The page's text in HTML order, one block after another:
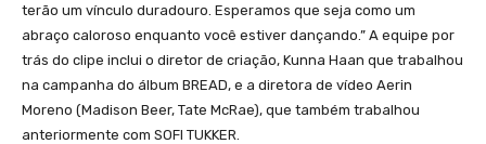
terão um vínculo duradouro. Esperamos que seja como um
abraço caloroso enquanto você estiver dançando.” A equipe por
trás do clipe inclui o diretor de criação, Kunna Haan que trabalhou
na campanha do álbum BREAD, e a diretora de vídeo Aerin
Moreno (Madison Beer, Tate McRae), que também trabalhou
anteriormente com SOFI TUKKER.